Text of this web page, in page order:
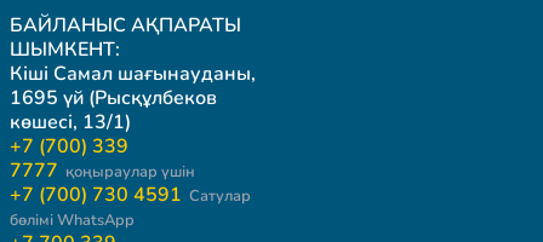
БАЙЛАНЫС АҚПАРАТЫ
ШЫМКЕНТ:
Кіші Самал шағынауданы,
1695 үй (Рысқұлбеков
көшесі, 13/1)
+7 (700) 339
7777 қоңыраулар үшін
+7 (700) 730 4591 Сатулар
бөлімі WhatsApp